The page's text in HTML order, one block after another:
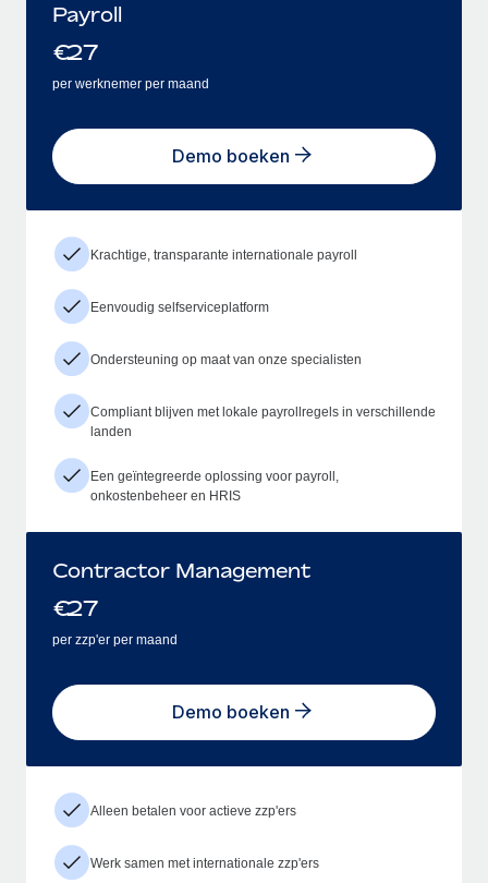
Payroll
€27
per werknemer per maand
Demo boeken
Krachtige, transparante internationale payroll
Eenvoudig selfserviceplatform
Ondersteuning op maat van onze specialisten
Compliant blijven met lokale payrollregels in verschillende
landen
Een geïntegreerde oplossing voor payroll,
onkostenbeheer en HRIS
Contractor Management
€27
per zzp'er per maand
Demo boeken
Alleen betalen voor actieve zzp'ers
Werk samen met internationale zzp'ers